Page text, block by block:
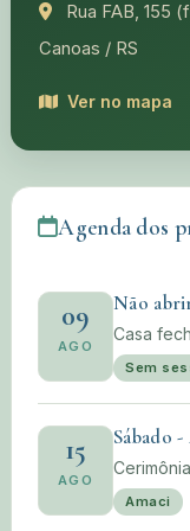
Rua FAB, 155
Canoas / RS
Ver no mapa
Agenda dos
09
AGO
Não
Casa
Sem
15
AGO
Sábado
Amaci